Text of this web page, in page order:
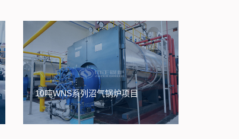
10吨WNS系列沼气锅炉项目